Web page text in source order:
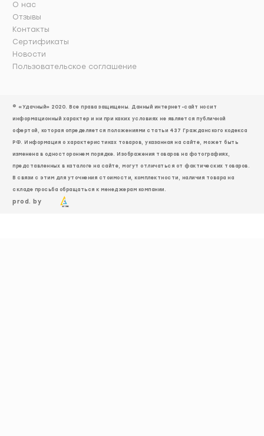
О нас
Отзывы
Контакты
Сертификаты
Новости
Пользовательское соглашение
© «Удачный» 2020. Все права защищены. Данный интернет-сайт носит
информационный характер и ни при каких условиях не является публичной
офертой, которая определяется положениями статьи 437 Гражданского кодекса
РФ. Информация о характеристиках товаров, указанная на сайте, может быть
изменена в одностороннем порядке. Изображения товаров на фотографиях,
представленных в каталоге на сайте, могут отличаться от фактических товаров.
В связи с этим для уточнения стоимости, комплектности, наличия товара на
складе просьба обращаться к менеджерам компании.
prod. by